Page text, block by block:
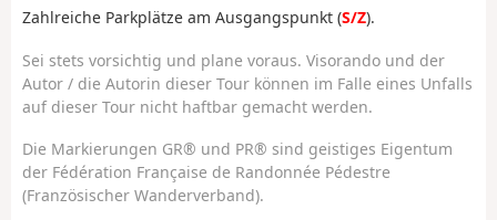
Zahlreiche Parkplätze am Ausgangspunkt (S/Z).
Sei stets vorsichtig und plane voraus. Visorando und der
Autor / die Autorin dieser Tour können im Falle eines Unfalls
auf dieser Tour nicht haftbar gemacht werden.
Die Markierungen GR® und PR® sind geistiges Eigentum
der Fédération Française de Randonnée Pédestre
(Französischer Wanderverband).